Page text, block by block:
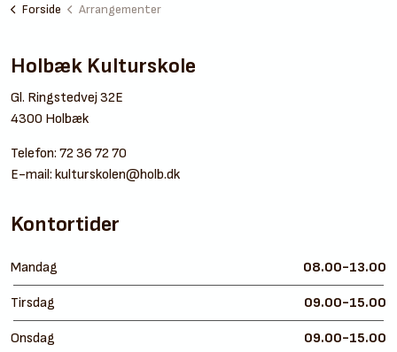
Forside Arrangementer
Holbæk Kulturskole
Gl. Ringstedvej 32E
4300 Holbæk
Telefon: 72 36 72 70
E-mail: kulturskolen@holb.dk
Kontortider
Mandag 08.00-13.00
Tirsdag 09.00-15.00
Onsdag 09.00-15.00